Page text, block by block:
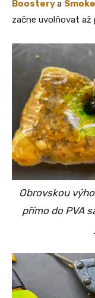
Boosterya
začne uvolňovat až
Obrovskou
přímo do PVA